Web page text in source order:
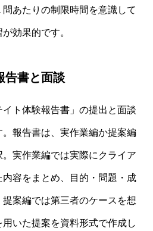
あたりの制限時間を意識して
効果的です。
告書と面談
ト体験報告書」の提出と面談
報告書は、実作業編か提案編
実作業編では実際にクライア
容をまとめ、目的・問題・成
案編では第三者のケースを想
いた提案を資料形式で作成し